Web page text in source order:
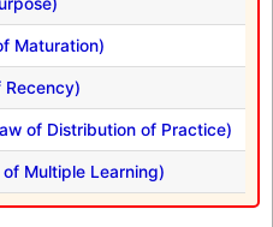
of Maturation)
Recency)
of Distribution of Practice)
of Multiple Learning)